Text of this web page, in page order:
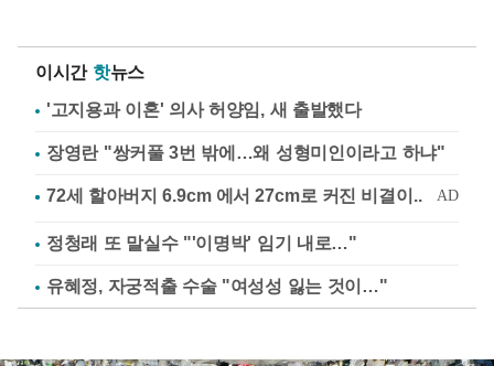
이시간 핫뉴스
'고지용과 이혼' 의사 허양임, 새 출발했다
장영란 "쌍커풀 3번 밖에…왜 성형미인이라고 하냐"
정청래 또 말실수 "'이명박' 임기 내로…"
유혜정, 자궁적출 수술 "여성성 잃는 것이…"